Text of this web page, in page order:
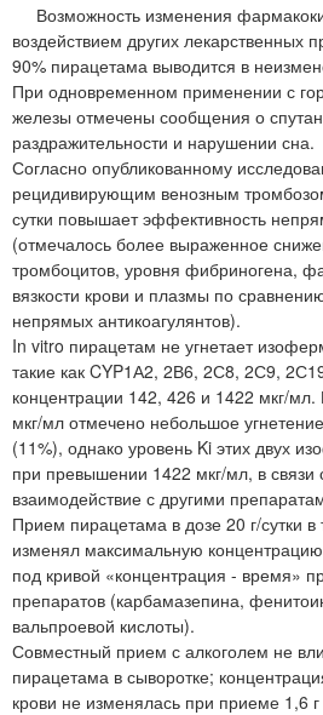
Возможность изменения
воздействием других лекарственных
90% пирацетама выводится в
При одновременном применении с
железы отмечены сообщения о
раздражительности и нарушении сна.
Согласно опубликованному
рецидивирующим венозным
сутки повышает эффективность
(отмечалось более выраженное
тромбоцитов, уровня фибриногена,
вязкости крови и плазмы по
непрямых антикоагулянтов).
In vitro пирацетам не угнетает
такие как CYP1А2, 2В6, 2С8, 2С9,
концентрации 142, 426 и 1422 мкг/
мкг/мл отмечено небольшое
(11%), однако уровень Ki этих двух
при превышении 1422 мкг/мл, в связи
взаимодействие с другими
Прием пирацетама в дозе 20 г/сутки
изменял максимальную
под кривой «концентрация - время»
препаратов (карбамазепина,
вальпроевой кислоты).
Совместный прием с алкоголем не
пирацетама в сыворотке;
крови не изменялась при приеме 1,6